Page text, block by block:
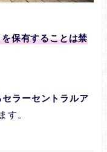
保有することは禁
ラーセントラルア
す。